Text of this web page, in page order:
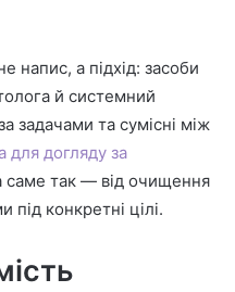
напис, а підхід: засоби
й системний
задачами та сумісні між
для догляду за
саме так — від очищення
під конкретні цілі.